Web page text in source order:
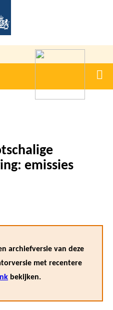
emissies
archiefversie van deze
met recentere
bekijken.